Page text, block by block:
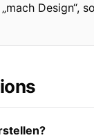
Design“,